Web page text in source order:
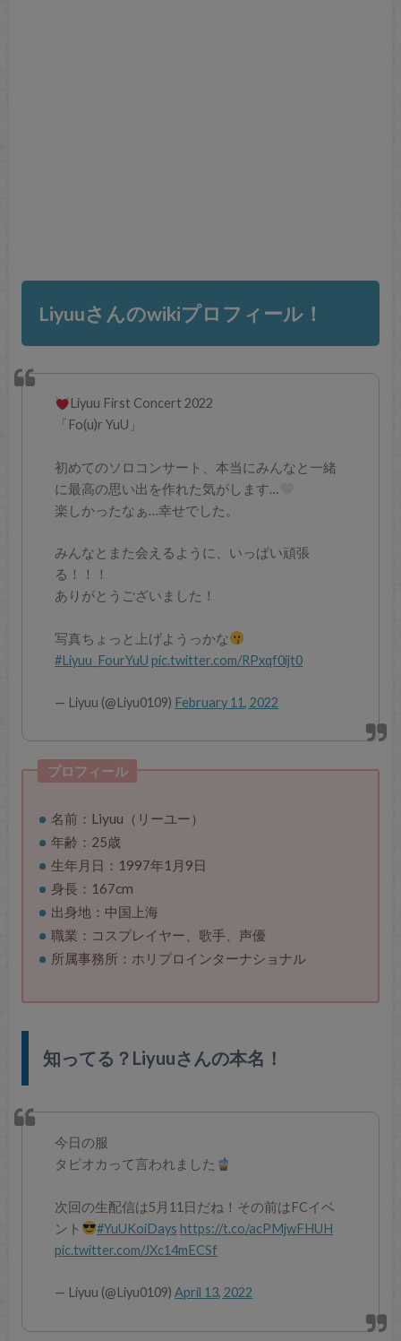
Liyuuさんのwikiプロフィール！
Liyuu First Concert 2022
「Fo(u)r YuU」
初めてのソロコンサート、本当にみんなと一緒
に最高の思い出を作れた気がします…
楽しかったなぁ…幸せでした。
みんなとまた会えるように、いっぱい頑張
る！！！
ありがとうございました！
写真ちょっと上げようっかな
#Liyuu_FourYuU pic.twitter.com/RPxqf0ijt0
— Liyuu (@Liyu0109) February 11, 2022
プロフィール
名前：Liyuu（リーユー）
年齢：25歳
生年月日：1997年1月9日
身長：167cm
出身地：中国上海
職業：コスプレイヤー、歌手、声優
所属事務所：ホリプロインターナショナル
知ってる？Liyuuさんの本名！
今日の服
タピオカって言われました
次回の生配信は5月11日だね！その前はFCイベ
ント
#YuUKoiDays https://t.co/acPMjwFHUH
pic.twitter.com/JXc14mECSf
— Liyuu (@Liyu0109)April 13, 2022